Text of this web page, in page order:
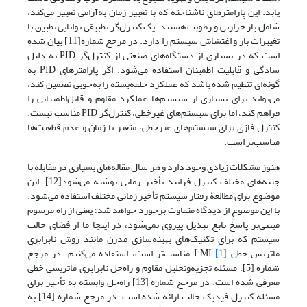
یابد. این پارامترهای ناشناخته که با تغییر زمان به‌آرامی تغییر می‌کند،
شامل بار حرارتی و رطوبت هستند. یک کنترل‌گر تطبیقی توانایی تطبیق با
تغییرات بار و اغتشاش سیستم را دارد. در مرجع شماره[11] بیان شده
است که در بسیاری از دستگاه‌های صنعتی از کنترل‌گر PID به دلیل
سادگی و قابلیت اطمینان استفاده می‌شود. اگر پارامترهای PID به
گونه‌ای تنظیم شده باشد که عملکرد حلقه‌‌بسته را به‌خوبی تضمین کند،
می‌تواند برای بسیاری از سیستم‌ها عملکرد مقاوم و ‌قابل‌اطمینانی را
فراهم کند، اما برای سیستم‌های غیرخطی، کنترل‌گر PID مناسب نیست.
کنترل فازی برای سیستم‌های غیرخطی، متغیر با زمان و عدم قطعیت‌ها
مناسب‌تر است.
هنوز مشکلات زیادی وجود دارد و هر سال مقاله‌های بسیاری در مقابله با
جنبه‌های مختلف کنترل فرایند تأخیر زمانی نوشته می‌شود[12]. این
موضوع برای مطالعۀ رفتار سیستم تأخیر زمانی مختلف استفاده می‌شود.
با این موضوع از دیدگاه متفاوت برخورد خواهد شد؛ یعنی از راه مرسوم
مبتنی‌بر پاسخ تابع تبدیل پیروی نمی‌شود، در اینجا ما از فضای حالت
سیستم که برای تکنیک‌های بهینه‌سازی مدرن مانند روش نابرابری
ماتریس خطی LMI [1] مناسب‌تر است، استفاده می‌کنیم. در مرجع
شماره [5]، مسئله تجزیه‌و‌‌تحلیل مقاوم و راه‌حل نابرابری ماتریسی خطی
معرفی شده است. در مرجع شماره [13] راه‌حل وابسته به تأخیر برای
مسئله کنترل فیدبک حالت ارائه شده است. در مرجع شماره [14] به